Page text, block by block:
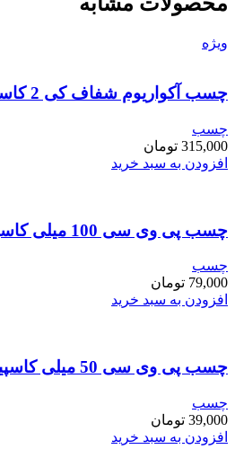
ویژه
چسب آکواریوم شفاف کی 2 کاسپین
چسب
315,000 تومان
افزودن به سبد خرید
چسب پی وی سی 100 میلی کاسپین
چسب
79,000 تومان
افزودن به سبد خرید
چسب پی وی سی 50 میلی کاسپین
چسب
39,000 تومان
افزودن به سبد خرید